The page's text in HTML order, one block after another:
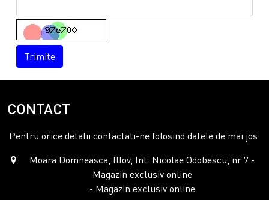
Trimite
CONTACT
Pentru orice detalii contactati-ne folosind datele de mai jos:
Moara Domneasca, Ilfov, Int. Nicolae Odobescu, nr 7 -
Magazin exclusiv online
- Magazin exclusiv online